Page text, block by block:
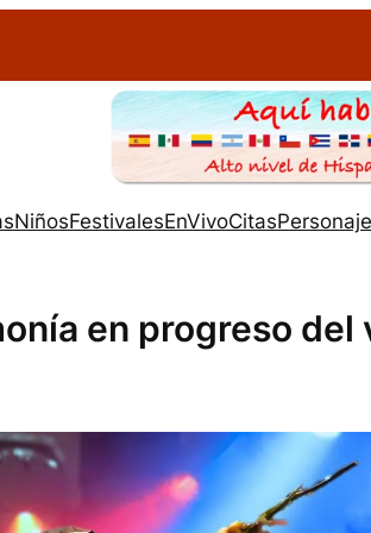
NiñosFestivalesEnVivoCitas
en progreso del